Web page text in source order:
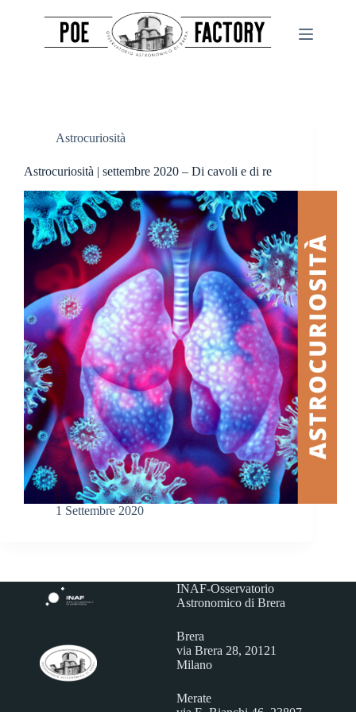
Astrocuriosità
Astrocuriosità | settembre 2020 – Di cavoli e di re
1 Settembre 2020
INAF-Osservatorio
Astronomico di Brera
Brera
via Brera 28, 20121
Milano
Merate